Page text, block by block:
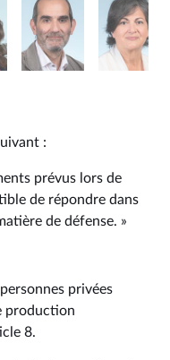
:
prévus lors de
de répondre dans
de défense. »
privées
production
8.